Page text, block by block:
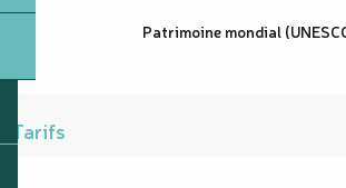
Patrimoine mondial
Tarifs